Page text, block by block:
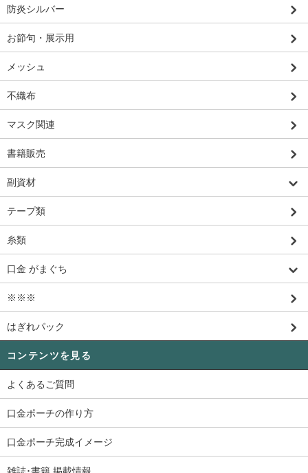
防炎シルバー
お節句・展示用
メッシュ
不織布
マスク関連
書籍販売
副資材
テープ類
糸類
口金 がまぐち
※※※
はぎれパック
コンテンツを見る
よくあるご質問
口金ポーチの作り方
口金ポーチ完成イメージ